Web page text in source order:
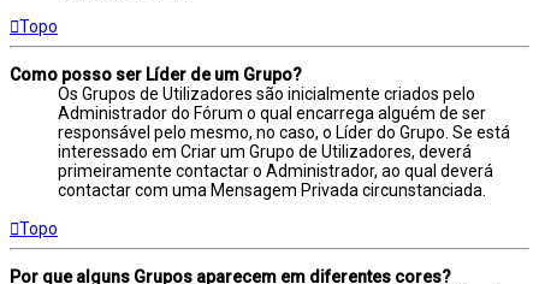
Topo
Como posso ser Líder de um Grupo?
Os Grupos de Utilizadores são inicialmente criados pelo
Administrador do Fórum o qual encarrega alguém de ser
responsável pelo mesmo, no caso, o Líder do Grupo. Se está
interessado em Criar um Grupo de Utilizadores, deverá
primeiramente contactar o Administrador, ao qual deverá
contactar com uma Mensagem Privada circunstanciada.
Topo
Por que alguns Grupos aparecem em diferentes cores?